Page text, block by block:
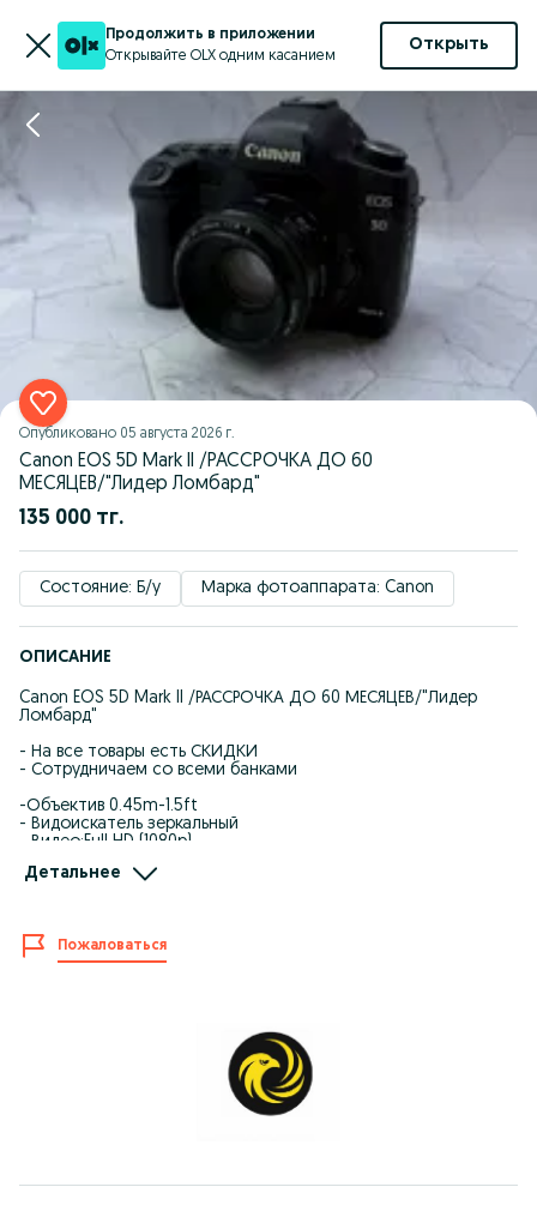
Продолжить в приложении
Открывайте OLX одним касанием
Открыть
Опубликовано 05 августа 2026 г.
Canon EOS 5D Mark II /РАССРОЧКА ДО 60
МЕСЯЦЕВ/"Лидер Ломбард"
135 000 тг.
Состояние: Б/у Марка фотоаппарата: Canon
ОПИСАНИЕ
Canon EOS 5D Mark II /РАССРОЧКА ДО 60 МЕСЯЦЕВ/"Лидер
Ломбард"
- На все товары есть СКИДКИ
- Сотрудничаем со всеми банками
-Объектив 0.45m-1.5ft
- Видоискатель зеркальный
- Видео:Full HD (1080p)
- в комплекте з/у, 2 батареи
- Код товара: т126969468
Детальнее
Пожаловаться